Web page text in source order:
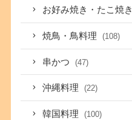
お好み焼き・たこ焼き
焼鳥・鳥料理 (108)
串かつ (47)
沖縄料理 (22)
韓国料理 (100)